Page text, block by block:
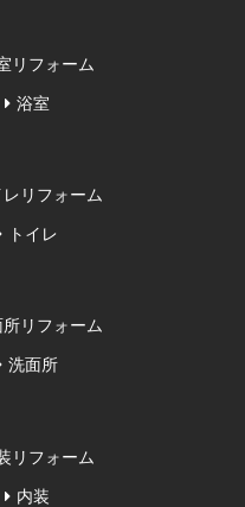
浴室
トイレ
洗面所
内装